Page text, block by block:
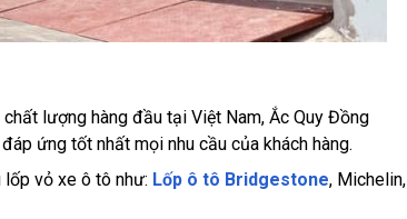
lượng hàng đầu tại Việt Nam, Ắc Quy Đồng
ứng tốt nhất mọi nhu cầu của khách hàng.
vỏ xe ô tô như: Lốp ô tô Bridgestone, Michelin,